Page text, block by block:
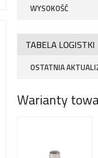
WYSOKOŚĆ
TABELA LOGISTKI
OSTATNIA
Warianty